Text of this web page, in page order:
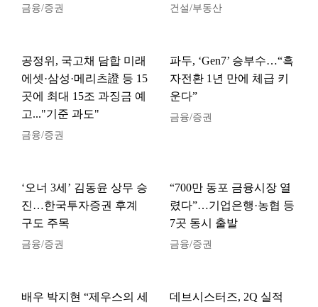
금융/증권 건설/부동산
공정위, 국고채 담합 미래
에셋·삼성·메리츠證 등 15
곳에 최대 15조 과징금 예
고..."기준 과도"
금융/증권
파두, ‘Gen7’ 승부수…“흑
자전환 1년 만에 체급 키
운다”
금융/증권
‘오너 3세’ 김동윤 상무 승
진…한국투자증권 후계
구도 주목
금융/증권
“700만 동포 금융시장 열
렸다”…기업은행·농협 등
7곳 동시 출발
금융/증권
배우 박지현 “제우스의 세
데브시스터즈, 2Q 실적